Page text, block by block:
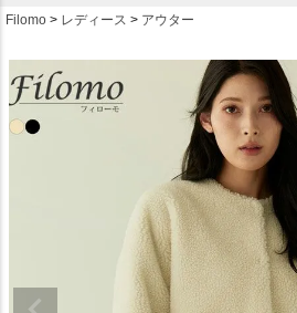
Filomo レディース アウター